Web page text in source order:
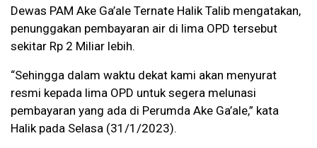
Dewas PAM Ake Ga’ale Ternate Halik Talib mengatakan,
penunggakan pembayaran air di lima OPD tersebut
sekitar Rp 2 Miliar lebih.
“Sehingga dalam waktu dekat kami akan menyurat
resmi kepada lima OPD untuk segera melunasi
pembayaran yang ada di Perumda Ake Ga’ale,” kata
Halik pada Selasa (31/1/2023).